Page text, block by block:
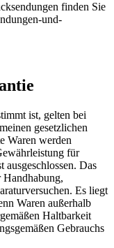
finden Sie
und-
ist, gelten bei
gesetzlichen
Waren werden
für
Das
Handhabung,
Es liegt
Waren außerhalb
Haltbarkeit
Gebrauchs